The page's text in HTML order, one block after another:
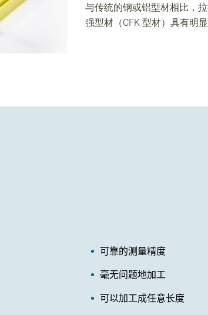
与传统的钢或铝型材相比，
强型材（CFK 型材）具有明
可靠的测量精度
毫无问题地加工
可以加工成任意长度